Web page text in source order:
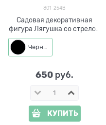
801-254B
Садовая декоративная
фигура Лягушка со стрелой
металл
Черный
650 руб.
КУПИТЬ